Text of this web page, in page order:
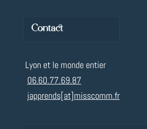
Contact
Lyon et le monde entier
06.60.77.69.87
japprends[at]misscomm.fr